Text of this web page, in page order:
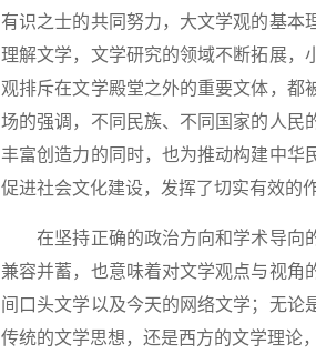
有识之士的共同努力，大文学观的基本
理解文学，文学研究的领域不断拓展，
观排斥在文学殿堂之外的重要文体，都
场的强调，不同民族、不同国家的人民
丰富创造力的同时，也为推动构建中华
促进社会文化建设，发挥了切实有效的作
在坚持正确的政治方向和学术导向
兼容并蓄，也意味着对文学观点与视角
间口头文学以及今天的网络文学；无论
传统的文学思想，还是西方的文学理论